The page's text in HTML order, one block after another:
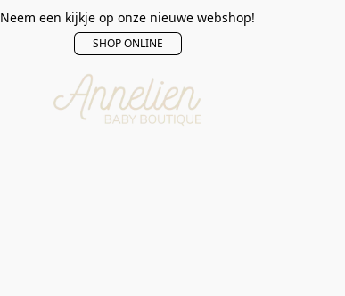
Neem een kijkje op onze nieuwe webshop!
SHOP ONLINE